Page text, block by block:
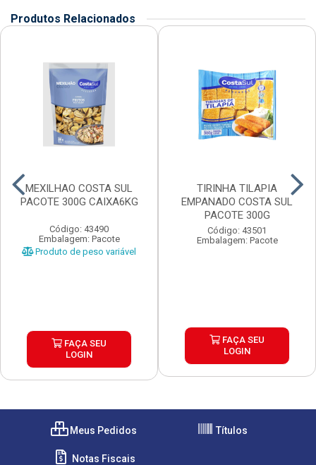
Produtos Relacionados
MEXILHAO COSTA SUL
PACOTE 300G CAIXA6KG
Código: 43490
Embalagem: Pacote
Produto de peso variável
FAÇA SEU
LOGIN
TIRINHA TILAPIA
EMPANADO COSTA SUL
PACOTE 300G
Código: 43501
Embalagem: Pacote
FAÇA SEU
LOGIN
Meus Pedidos Títulos
Notas Fiscais